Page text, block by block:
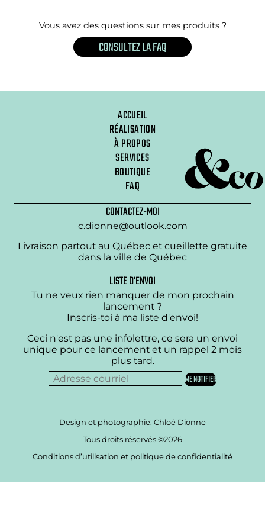
Vous avez des questions sur mes produits ?
CONSULTEZ LA FAQ
ACCUEIL
RÉALISATION
À PROPOS
SERVICES
BOUTIQUE
FAQ
CONTACTEZ-MOI
c.dionne@outlook.com
Livraison partout au Québec et cueillette gratuite
dans la ville de Québec
LISTE D'ENVOI
Tu ne veux rien manquer de mon prochain
lancement ?
Inscris-toi à ma liste d'envoi!
Ceci n'est pas une infolettre, ce sera un envoi
unique pour ce lancement et un rappel 2 mois
plus tard.
Design et photographie: Chloé Dionne
Tous droits réservés ©2026
Conditions d’utilisation et politique de confidentialité